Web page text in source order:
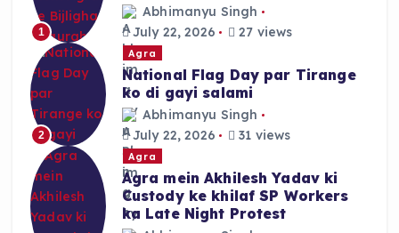
1
Abhimanyu Singh
July 22, 2026
27 views
2
Agra
National Flag Day par Tirange
ko di gayi salami
Abhimanyu Singh
July 22, 2026
31 views
Agra
Agra mein Akhilesh Yadav ki
Custody ke khilaf SP Workers
ka Late Night Protest